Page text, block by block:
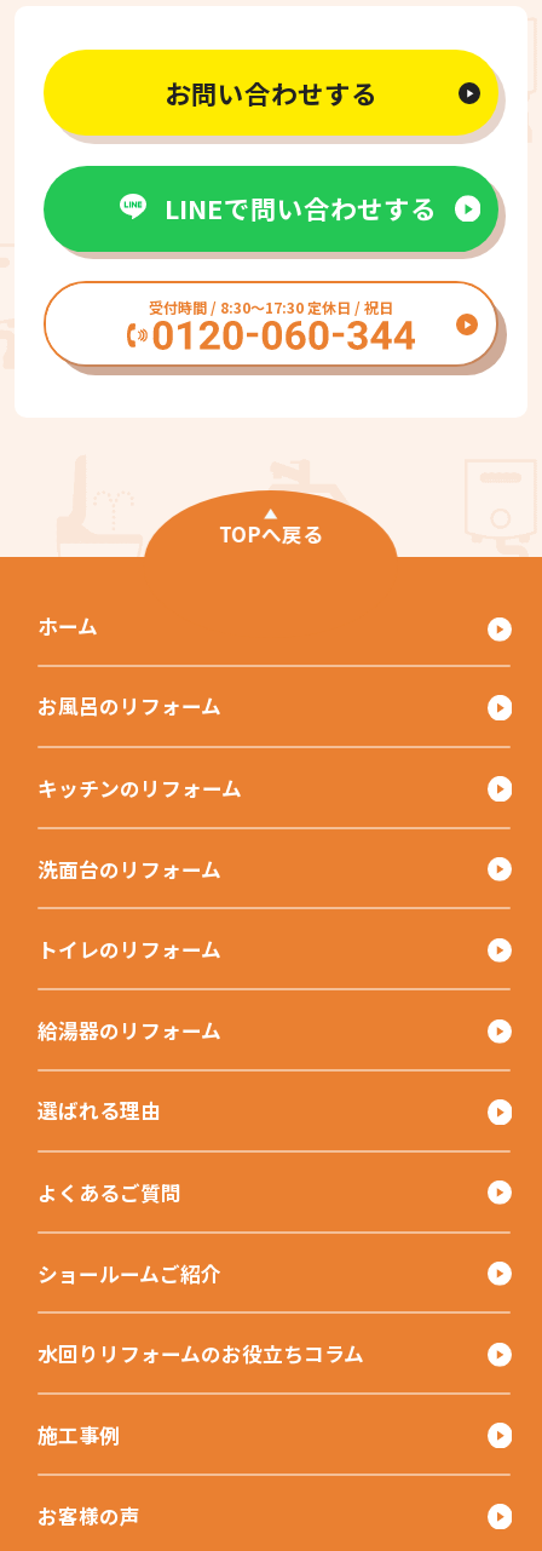
お問い合わせする
LINEで問い合わせする
受付時間 / 8:30〜17:30 定休日 / 祝日
TOPへ戻る
ホーム
お風呂のリフォーム
キッチンのリフォーム
洗面台のリフォーム
トイレのリフォーム
給湯器のリフォーム
選ばれる理由
よくあるご質問
ショールームご紹介
水回りリフォームのお役立ちコラム
施工事例
お客様の声